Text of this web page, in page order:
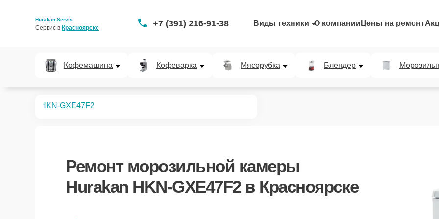
Hurakan Servis
Сервис в Красноярске +7 (391) 216-91-38 Виды техники О компании Цены на ремонт
Кофемашина Кофеварка Мясорубка Блендер
HKN-GXE47F2
Ремонт морозильной камеры
Hurakan HKN-GXE47F2в Красноярске